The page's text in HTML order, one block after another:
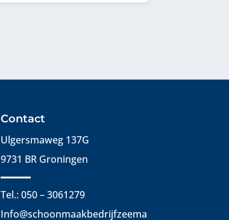
Contact
Ulgersmaweg 137G
9731 BR Groningen
Tel.: 050 – 3061279
Info@schoonmaakbedrijfzeema